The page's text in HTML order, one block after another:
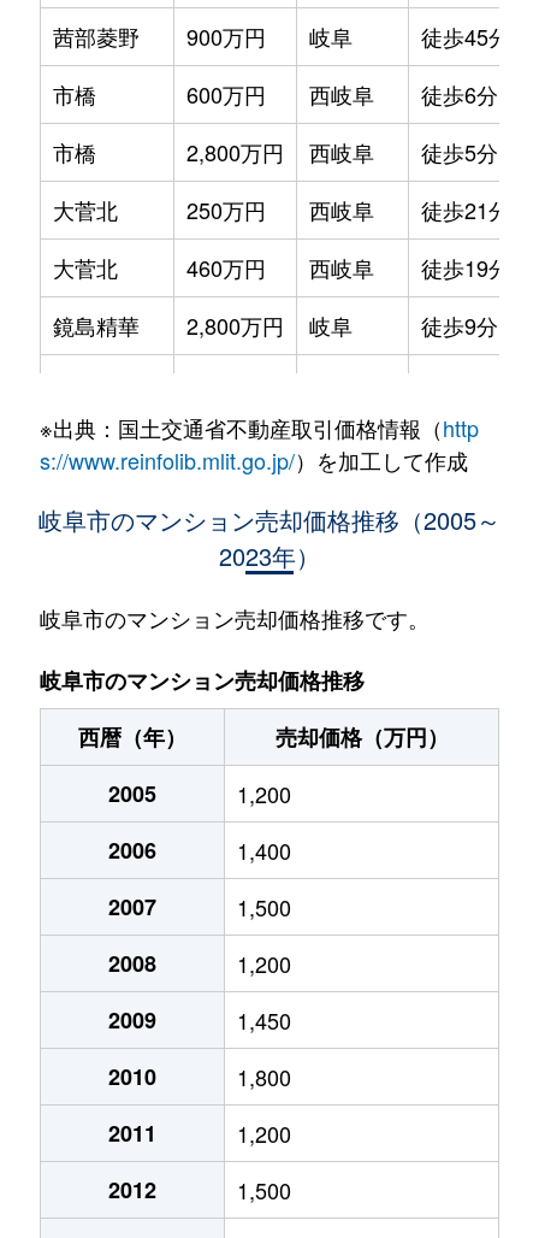
茜部菱野
900万円 岐阜
徒歩45分
市橋
600万円 西岐阜
徒歩6分
市橋
2,800万円 西岐阜
徒歩5分
大菅北
250万円 西岐阜
徒歩21分
大菅北
460万円 西岐阜
徒歩19分
鏡島精華
2,800万円 岐阜
徒歩9分
加納大黒町
3,300万円 岐阜
徒歩11分
3,200万円
加納水野町
240万円 岐阜
蕪城町
2,700万円 岐阜
神室町
3,100万円 岐阜
徒歩14分
500万円
510万円
清住町
2,700万円
清住町
2,600万円
清住町
3,000万円
1,100万円
幸ノ町
490万円
幸ノ町
1,600万円
※出典：国土交通省不動産取引価格情報（http
s://www.reinfolib.mlit.go.jp/）を加工して作成
岐阜市のマンション売却価格推移（2005～
2023年）
岐阜市のマンション売却価格推移です。
岐阜市のマンション売却価格推移
西暦（年）
売却価格（万円）
2005
1,200
2006
1,400
2007
1,500
2008
1,200
2009
1,450
2010
1,800
2011
1,200
2012
1,500